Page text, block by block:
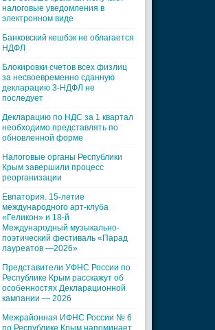
налоговые уведомления в
электронном виде
Банковский кешбэк не облагается
НДФЛ
Блокировки счетов всех физлиц
за несвоевременно сданную
декларацию 3-НДФЛ не
последует
Декларацию по НДС за 1 квартал
необходимо представлять по
обновленной форме
Налоговые органы Республики
Крым завершили процесс
реорганизации
Евпатория. 15-летие
международного арт-клуба
«Геликон» и 18-й
Международный музыкально-
поэтический фестиваль «Парад
лауреатов —2026»
Представители УФНС России по
Республике Крым расскажут об
особенностях Декларационной
кампании — 2026
Межрайонная ИФНС России № 6
по Республике Крым напоминает